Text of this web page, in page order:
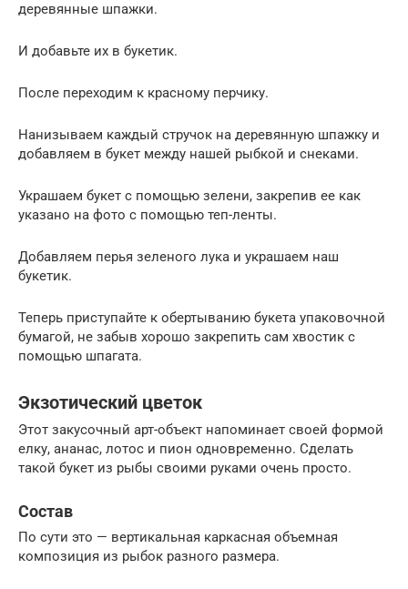
деревянные шпажки.
И добавьте их в букетик.
После переходим к красному перчику.
Нанизываем каждый стручок на деревянную шпажку и
добавляем в букет между нашей рыбкой и снеками.
Украшаем букет с помощью зелени, закрепив ее как
указано на фото с помощью теп-ленты.
Добавляем перья зеленого лука и украшаем наш
букетик.
Теперь приступайте к обертыванию букета упаковочной
бумагой, не забыв хорошо закрепить сам хвостик с
помощью шпагата.
Экзотический цветок
Этот закусочный арт-объект напоминает своей формой
елку, ананас, лотос и пион одновременно. Сделать
такой букет из рыбы своими руками очень просто.
Состав
По сути это — вертикальная каркасная объемная
композиция из рыбок разного размера.